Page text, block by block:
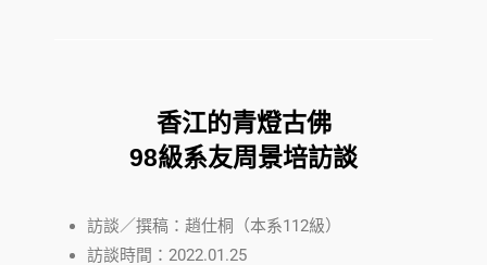
香江的青燈古佛
98級系友周景培訪談
訪談／撰稿：趙仕桐（本系112級）
訪談時間：2022.01.25